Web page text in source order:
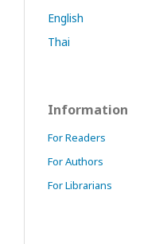
English
Thai
Information
For Readers
For Authors
For Librarians